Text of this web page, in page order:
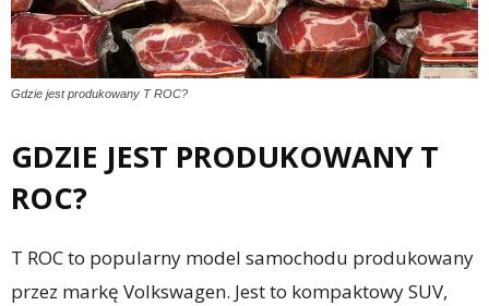
Gdzie jest produkowany T ROC?
GDZIE JEST PRODUKOWANY T
ROC?
T ROC to popularny model samochodu produkowany
przez markę Volkswagen. Jest to kompaktowy SUV,